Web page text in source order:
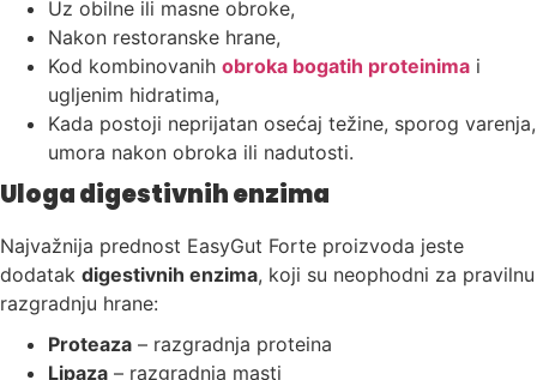
Uz obilne ili masne obroke,
Nakon restoranske hrane,
Kod kombinovanih obroka bogatih proteinima i
ugljenim hidratima,
Kada postoji neprijatan osećaj težine, sporog varenja,
umora nakon obroka ili nadutosti.
Uloga digestivnih enzima
Najvažnija prednost EasyGut Forte proizvoda jeste
dodatak digestivnih enzima, koji su neophodni za pravilnu
razgradnju hrane:
Proteaza – razgradnja proteina
Lipaza – razgradnja masti